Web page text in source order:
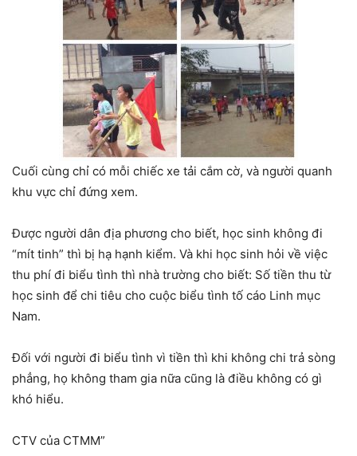
Cuối cùng chỉ có mỗi chiếc xe tải cắm cờ, và người quanh
khu vực chỉ đứng xem.
Được người dân địa phương cho biết, học sinh không đi
“mít tinh” thì bị hạ hạnh kiểm. Và khi học sinh hỏi về việc
thu phí đi biểu tình thì nhà trường cho biết: Số tiền thu từ
học sinh để chi tiêu cho cuộc biểu tình tố cáo Linh mục
Nam.
Đối với người đi biểu tình vì tiền thì khi không chi trả sòng
phẳng, họ không tham gia nữa cũng là điều không có gì
khó hiểu.
CTV của CTMM”